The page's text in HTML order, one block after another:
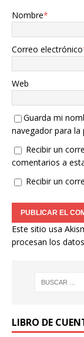
Nombre*
Correo electrónico
Web
Guarda mi
navegador para
Recibir un
comentarios a
Recibir un
Este sitio usa
procesan los
LIBRO DE